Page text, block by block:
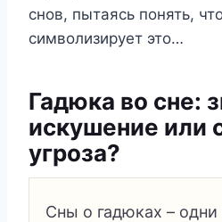
снов, пытаясь понять,
символизирует это…
Гадюка во сне:
искушение или
угроза?
Сны о гадюках –